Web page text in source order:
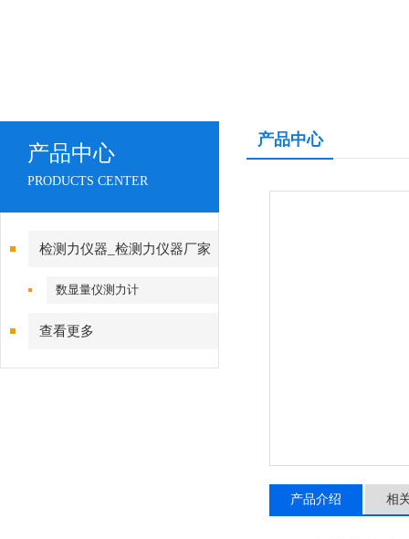
产品中心
PRODUCTS CENTER
检测力仪器_检测力仪器厂家
数显量仪测力计
查看更多
产品中心
产品介绍 相